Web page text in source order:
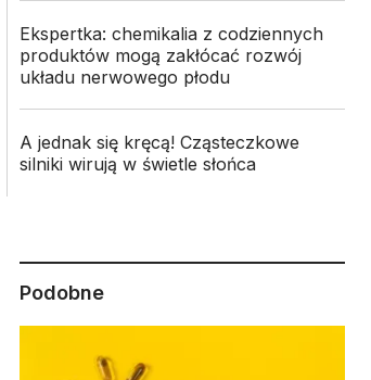
Ekspertka: chemikalia z codziennych
produktów mogą zakłócać rozwój
układu nerwowego płodu
A jednak się kręcą! Cząsteczkowe
silniki wirują w świetle słońca
Podobne